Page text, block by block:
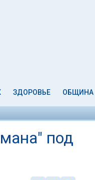
ЗДОРОВЬЕ ОБЩИНА
под